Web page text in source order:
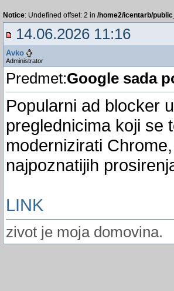
Notice: Undefined offset: 2 in /home2/icentarb/
14.06.2026 11:16
Avko
Administrator
Predmet:Google sada
Popularni ad blocker
preglednicima koji se
modernizirati
najpoznatijih
LINK
zivot je moja domovina.